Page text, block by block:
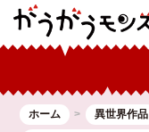
ホーム
異世界作品